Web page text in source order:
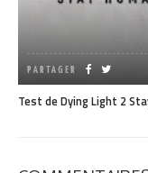
PARTAGER
Test de Dying Light 2